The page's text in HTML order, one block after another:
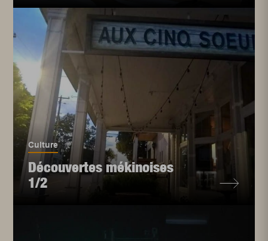
Culture
Découvertes mékinoises
1/2